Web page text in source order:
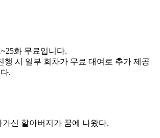
화 무료입니다.
행 시 일부 회차가 무료 대여로 추가 제공
.
가신 할아버지가 꿈에 나왔다.